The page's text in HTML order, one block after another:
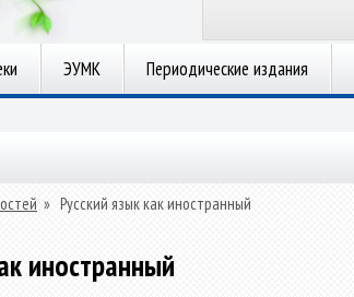
ЭУМК Периодические издания
» Русский язык как иностранный
иностранный